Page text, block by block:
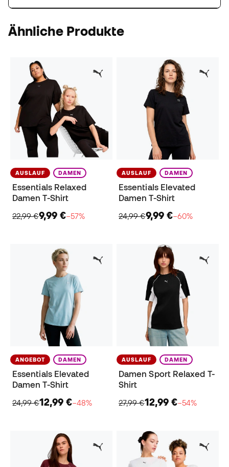
Ähnliche Produkte
AUSLAUF DAMEN
Essentials Relaxed
Damen T-Shirt
22,99 €9,99 €−57%
AUSLAUF DAMEN
Essentials Elevated
Damen T-Shirt
24,99 €9,99 €−60%
ANGEBOT DAMEN
Essentials Elevated
Damen T-Shirt
24,99 €12,99 €−48%
AUSLAUF DAMEN
Damen Sport Relaxed T-
Shirt
27,99 €12,99 €−54%